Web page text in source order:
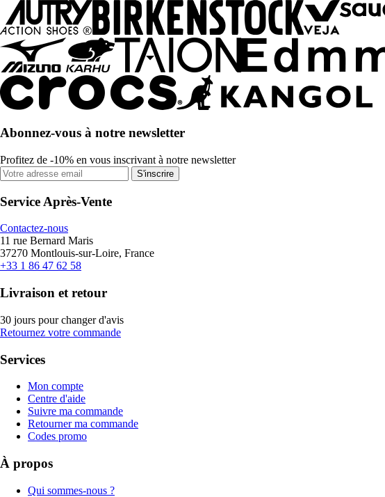
Abonnez-vous à notre newsletter
Profitez de -10% en vous inscrivant à notre newsletter
S'inscrire
Service Après-Vente
Contactez-nous
11 rue Bernard Maris
37270 Montlouis-sur-Loire, France
+33 1 86 47 62 58
Livraison et retour
30 jours pour changer d'avis
Retournez votre commande
Services
Mon compte
Centre d'aide
Suivre ma commande
Retourner ma commande
Codes promo
À propos
Qui sommes-nous ?